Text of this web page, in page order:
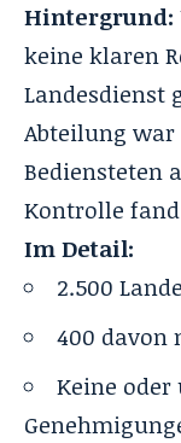
Hintergrund:
keine klaren
Landesdienst
Abteilung war
Bediensteten
Kontrolle
Im Detail:
2.500
400 davon
Keine